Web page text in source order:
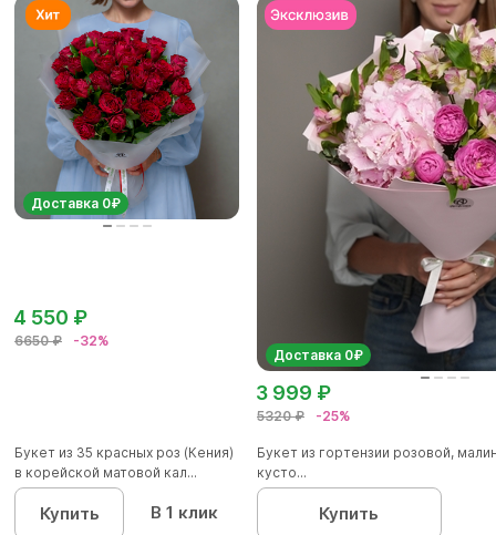
Доставка 0₽
6650 ₽ -32%
4 550 ₽
Букет из 35 красных роз (Кения)
в корейской матовой кал...
Купить В 1 клик
Доставка 0₽
5320 ₽ -25%
3 999 ₽
Букет из гортензии розовой,
кусто...
Купить